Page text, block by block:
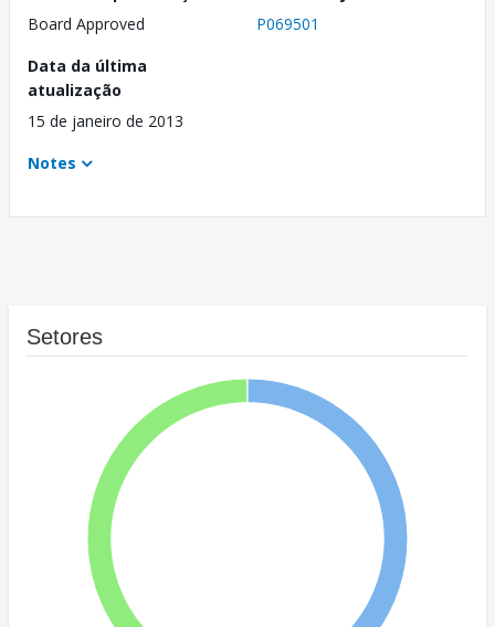
Board Approved
P069501
Data da última
atualização
15 de janeiro de 2013
Notes
Setores